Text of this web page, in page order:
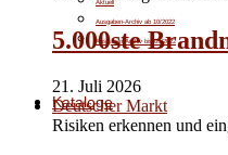
Aktuell
Ausgaben-Archiv ab 10/2022
Ausgaben-Archiv bis 09/2022
Kataloge
5.000ste
21. Juli 2026
Deutscher Markt
Risiken erkennen und